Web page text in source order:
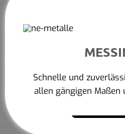
Schnelle und
allen gängigen Maßen